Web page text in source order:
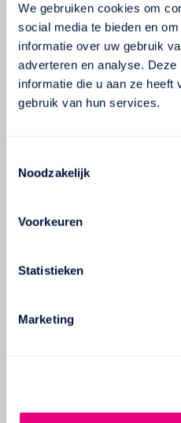
We gebruiken cookies om
social media te bieden en
informatie over uw gebruik
adverteren en analyse.
informatie die u aan ze
gebruik van hun services.
Noodzakelijk
Voorkeuren
Statistieken
Marketing